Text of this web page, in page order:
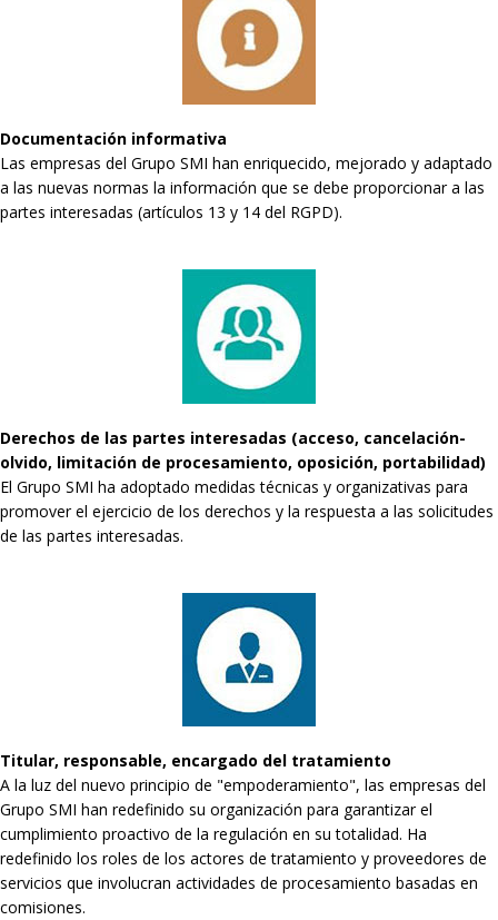
Documentación informativa
Las empresas del Grupo SMI han enriquecido, mejorado y adaptado
a las nuevas normas la información que se debe proporcionar a las
partes interesadas (artículos 13 y 14 del RGPD).
Derechos de las partes interesadas (acceso, cancelación-
olvido, limitación de procesamiento, oposición, portabilidad)
El Grupo SMI ha adoptado medidas técnicas y organizativas para
promover el ejercicio de los derechos y la respuesta a las solicitudes
de las partes interesadas.
Titular, responsable, encargado del tratamiento
A la luz del nuevo principio de "empoderamiento", las empresas del
Grupo SMI han redefinido su organización para garantizar el
cumplimiento proactivo de la regulación en su totalidad. Ha
redefinido los roles de los actores de tratamiento y proveedores de
servicios que involucran actividades de procesamiento basadas en
comisiones.